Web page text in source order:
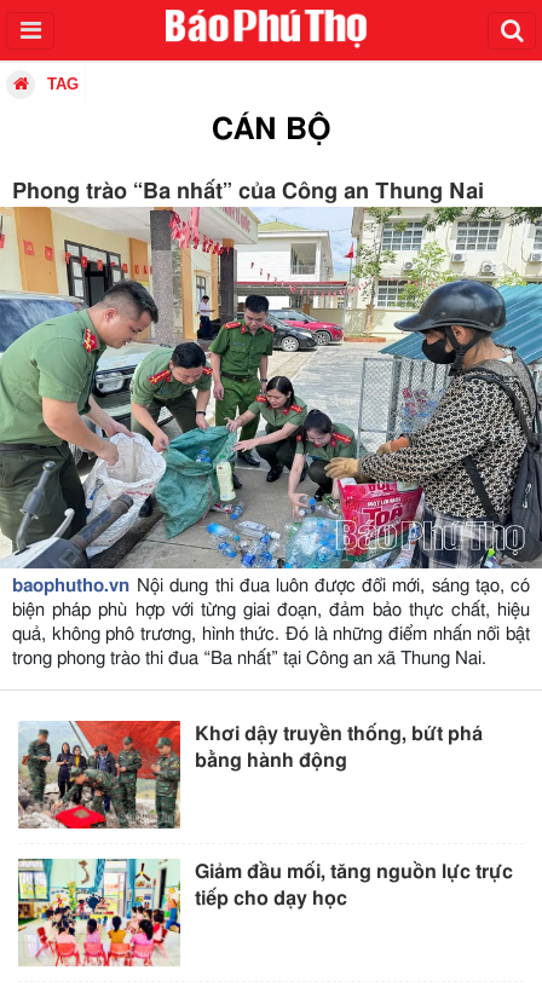
TAG
CÁN BỘ
Phong trào “Ba nhất” của Công an Thung Nai
baophutho.vn Nội dung thi đua luôn được đổi mới, sáng tạo, có
biện pháp phù hợp với từng giai đoạn, đảm bảo thực chất, hiệu
quả, không phô trương, hình thức. Đó là những điểm nhấn nổi bật
trong phong trào thi đua “Ba nhất” tại Công an xã Thung Nai.
Khơi dậy truyền thống, bứt phá
bằng hành động
Giảm đầu mối, tăng nguồn lực trực
tiếp cho dạy học